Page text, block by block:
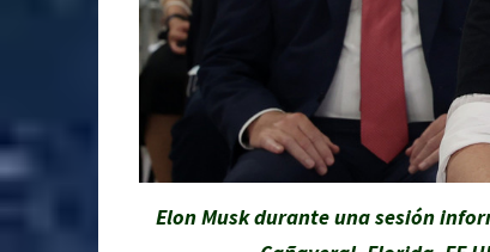
Elon Musk durante una sesión